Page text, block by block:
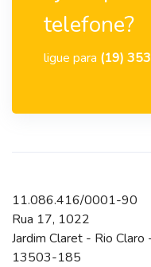
telefone?
ligue para (19)
11.086.416/0001-90
Rua 17, 1022
Jardim Claret - Rio Claro
13503-185